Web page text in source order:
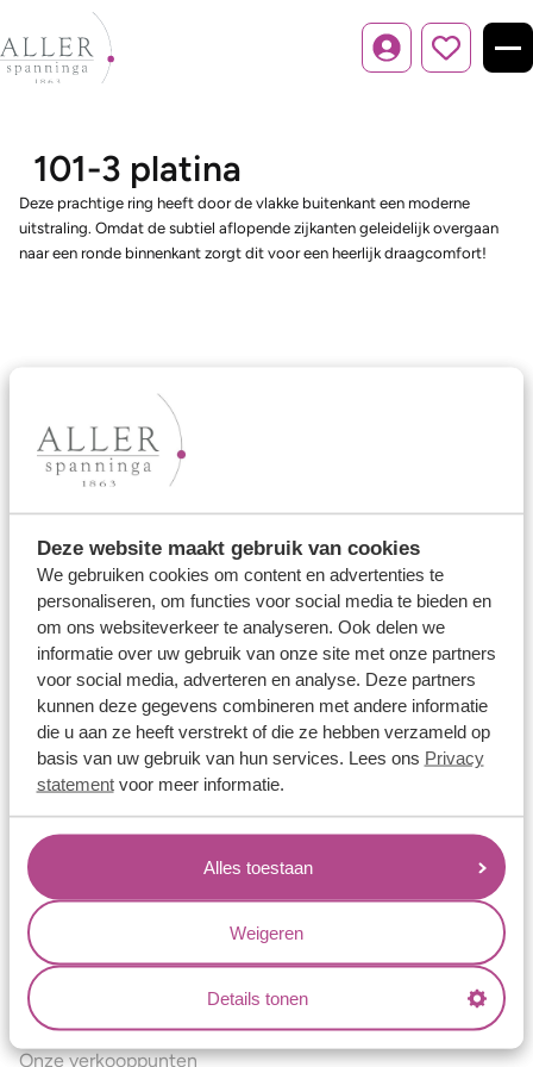
Deze website maakt gebruik van cookies
We gebruiken cookies om content en advertenties te
personaliseren, om functies voor social media te bieden en
om ons websiteverkeer te analyseren. Ook delen we
informatie over uw gebruik van onze site met onze partners
voor social media, adverteren en analyse. Deze partners
kunnen deze gegevens combineren met andere informatie
die u aan ze heeft verstrekt of die ze hebben verzameld op
basis van uw gebruik van hun services. Lees ons Privacy
statementvoor meer informatie.
Alles toestaan
Weigeren
Details tonen
Inloggen
101-3 platina
Deze prachtige ring heeft door de vlakke buitenkant een moderne
uitstraling. Omdat de subtiel aflopende zijkanten geleidelijk overgaan
naar een ronde binnenkant zorgt dit voor een heerlijk draagcomfort!
Ons aanbod
Trouwringen
Verlovingsringen
Vriendschapsringen
Over ons
Aller Spanninga
Historie
Certificaten
Blogs
Jouw voordelen
Conflictvrije Materialen
Oneindig veel mogelijkheden
Kwaliteit
Juweliers & Contact
Onze verkooppunten